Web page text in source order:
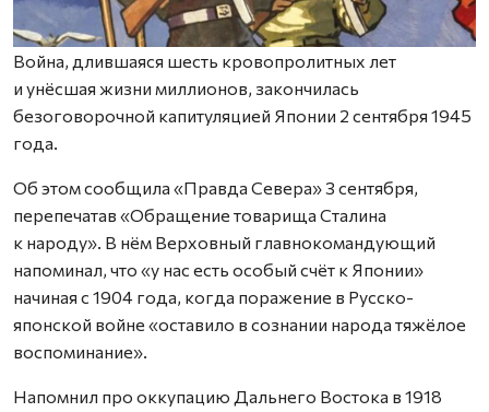
Война, длившаяся шесть кровопролитных лет
и унёсшая жизни миллионов, закончилась
безоговорочной капитуляцией Японии 2 сентября 1945
года.
Об этом сообщила «Правда Севера» 3 сентября,
перепечатав «Обращение товарища Сталина
к народу». В нём Верховный главнокомандующий
напоминал, что «у нас есть особый счёт к Японии»
начиная с 1904 года, когда поражение в Русско-
японской войне «оставило в сознании народа тяжёлое
воспоминание».
Напомнил про оккупацию Дальнего Востока в 1918